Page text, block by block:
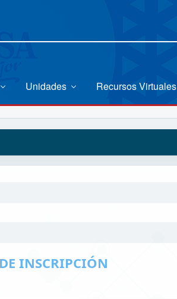
Unidades Recursos Virtuales
INSCRIPCIÓN